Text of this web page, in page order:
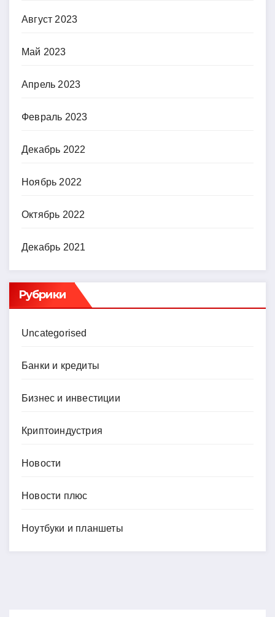
Август 2023
Май 2023
Апрель 2023
Февраль 2023
Декабрь 2022
Ноябрь 2022
Октябрь 2022
Декабрь 2021
Рубрики
Uncategorised
Банки и кредиты
Бизнес и инвестиции
Криптоиндустрия
Новости
Новости плюс
Ноутбуки и планшеты